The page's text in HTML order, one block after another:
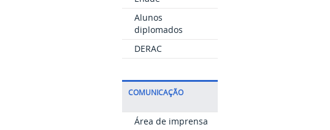
Alunos
diplomados
DERAC
COMUNICAÇÃO
Área de imprensa